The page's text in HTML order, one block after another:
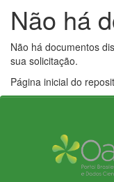
Não há
Não há documentos
sua solicitação.
Página inicial do